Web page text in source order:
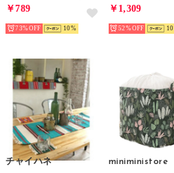
￥789
73% 10
￥1,309
52% 10
チャイハネ miniministore